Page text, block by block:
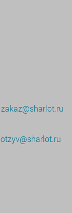
zakaz@sharlot.ru
otzyv@sharlot.ru